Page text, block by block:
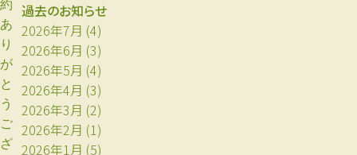
約
あ
り
が
と
う
ご
ざ
過去のお知らせ
2026年7月 (4)
2026年6月 (3)
2026年5月 (4)
2026年4月 (3)
2026年3月 (2)
2026年2月 (1)
2026年1月 (5)